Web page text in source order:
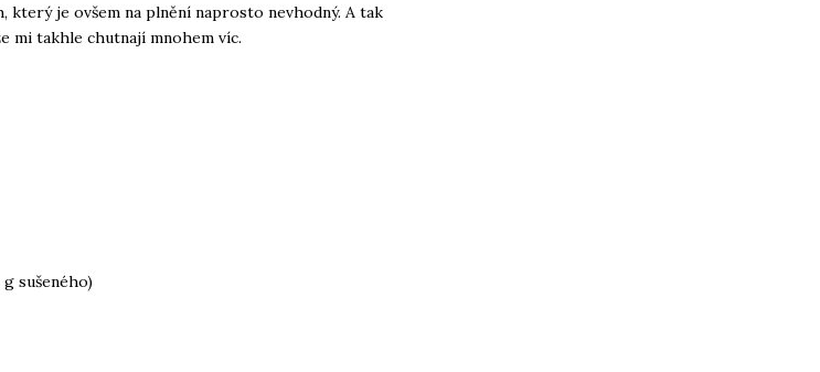
který je ovšem na plnění naprosto nevhodný. A tak
mi takhle chutnají mnohem víc.
sušeného)